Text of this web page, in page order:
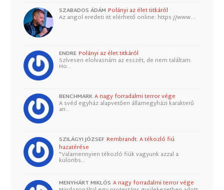
SZABADOS ÁDÁM Polányi az élet titkáról
Az angol eredeti itt elérhető online: https://www.…
ENDRE Polányi az élet titkáról
Szívesen elolvasnám az esszét, de nem találtam.
Ho…
BENCHMARK A nagy forradalmi terror vége
A svéd egyház alapvetően államegyházi karakterű
an…
SZILÁGYI JÓZSEF Rembrandt: A tékozló fiú
hazatérése
"Valamennyien tékozló fiúk vagyunk azzal a
különbs…
MENYHÁRT MIKLÓS A nagy forradalmi terror vége